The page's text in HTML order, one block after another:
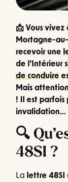
📩 Vous vivez
Mortagne-
recevoir une
de l’Intérieur
de conduire
Mais
! Il est parfois
invalidation…
🔍
48SI ?
La lettre 48SI